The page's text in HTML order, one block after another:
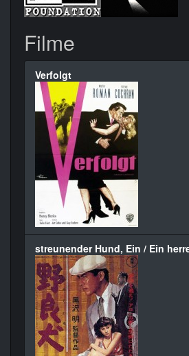
Filme
Verfolgt
streunender Hund, Ein / Ein